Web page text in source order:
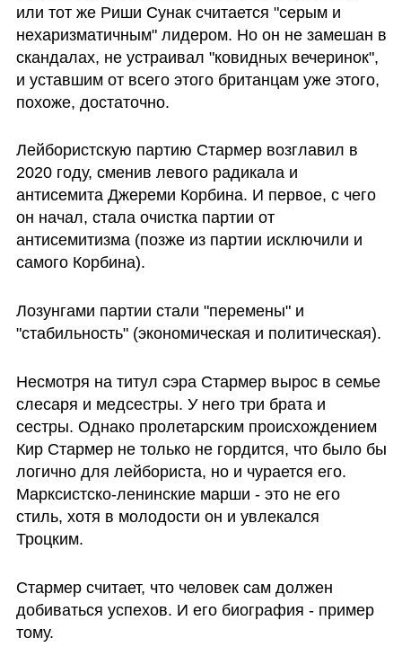
или тот же Риши Сунак считается "серым и
нехаризматичным" лидером. Но он не замешан в
скандалах, не устраивал "ковидных вечеринок",
и уставшим от всего этого британцам уже этого,
похоже, достаточно.
Лейбористскую партию Стармер возглавил в
2020 году, сменив левого радикала и
антисемита Джереми Корбина. И первое, с чего
он начал, стала очистка партии от
антисемитизма (позже из партии исключили и
самого Корбина).
Лозунгами партии стали "перемены" и
"стабильность" (экономическая и политическая).
Несмотря на титул сэра Стармер вырос в семье
слесаря и медсестры. У него три брата и
сестры. Однако пролетарским происхождением
Кир Стармер не только не гордится, что было бы
логично для лейбориста, но и чурается его.
Марксистско-ленинские марши - это не его
стиль, хотя в молодости он и увлекался
Троцким.
Стармер считает, что человек сам должен
добиваться успехов. И его биография - пример
тому.